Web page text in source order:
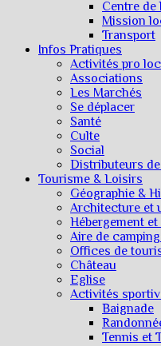
Centre de
Mission
Transport
Infos Pratiques
Activités pro
Associations
Les Marchés
Se déplacer
Santé
Culte
Social
Distributeurs
Tourisme & Loisirs
Géographie &
Architecture et
Hébergement
Aire de
Offices de
Château
Eglise
Activités
Baignade
Tennis et